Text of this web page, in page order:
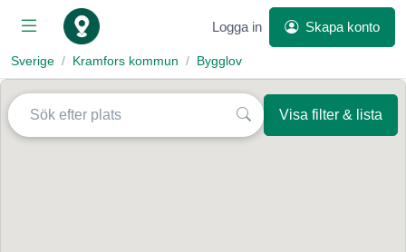
Logga in Skapa konto
Sverige Kramfors kommun Bygglov
Visa filter & lista